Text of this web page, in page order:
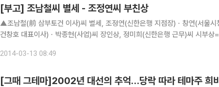
[부고] 조남철씨 별세 - 조정연씨 부친상
▲조남철(前 삼부토건 이사)씨 별세, 조정연(신한은행 지점장)ㆍ창연(서울
건창호 대표이사)ㆍ박종현(사업)씨 장인상, 정미희(신한은행 근무)씨 시
2014-03-13 08:49
[그때 그테마]2002년 대선의 추억…당락 따라 테마주 희